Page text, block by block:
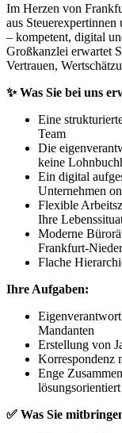
Im Herzen von
aus
– kompetent, digital
Großkanzlei erwartet
Vertrauen,
✨ Was Sie bei uns
Eine
Team
Die
keine
Ein digital
Unternehmen
Flexible
Ihre
Moderne
Frankfurt-
Flache
Ihre Aufgaben:
Mandanten
Erstellung von
Korrespondenz
Enge
✅ Was Sie